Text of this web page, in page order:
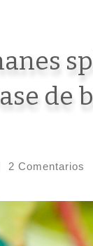
de
2 Comentarios